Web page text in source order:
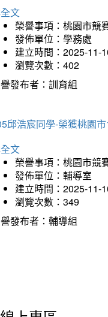
文
榮譽事項：桃園市競
發佈單位：學務處
建立時間：2025-11-
瀏覽次數：402
發布者：訓育組
邱浩宸同學-榮獲桃園
文
榮譽事項：桃園市競
發佈單位：輔導室
建立時間：2025-11-
瀏覽次數：349
發布者：輔導組